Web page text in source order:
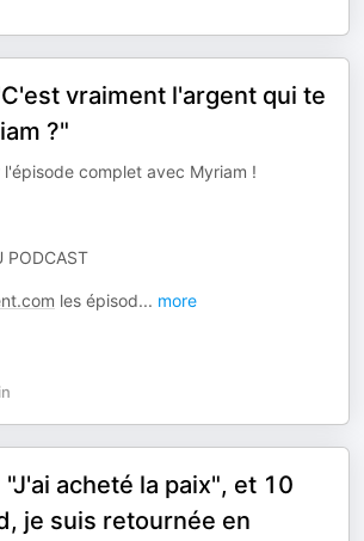
vraiment l'argent qui te
?"
l'épisode complet avec Myriam !
PODCAST
les épisod... more
acheté la paix", et 10
je suis retournée en